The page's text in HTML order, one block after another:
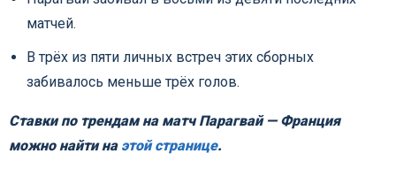
матчей.
В трёх из пяти личных встреч этих сборных
забивалось меньше трёх голов.
Ставки по трендам на матч Парагвай — Франция
можно найти на этой странице.